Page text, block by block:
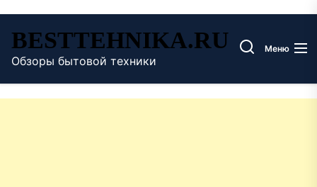
содержимому
BESTTEHNIKA.RU
Обзоры бытовой техники
Меню